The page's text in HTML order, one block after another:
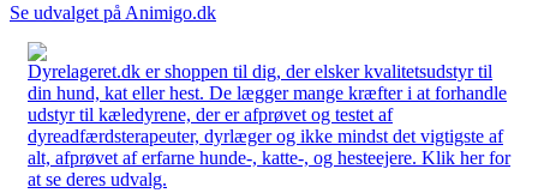
Se udvalget på Animigo.dk
Dyrelageret.dk er shoppen til dig, der elsker kvalitetsudstyr til
din hund, kat eller hest. De lægger mange kræfter i at forhandle
udstyr til kæledyrene, der er afprøvet og testet af
dyreadfærdsterapeuter, dyrlæger og ikke mindst det vigtigste af
alt, afprøvet af erfarne hunde-, katte-, og hesteejere. Klik her for
at se deres udvalg.